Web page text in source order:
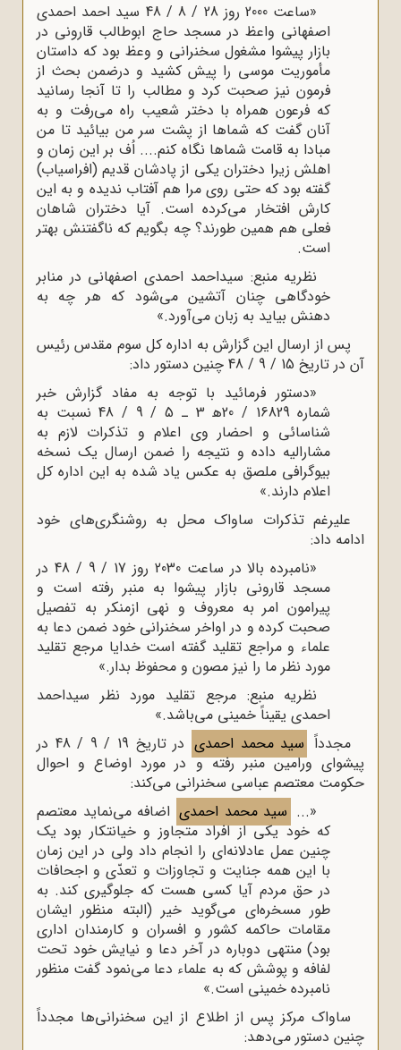
«ساعت 2000 روز 28 / 8 / 48 سید احمد احمدی
اصفهانی واعظ در مسجد حاج ابوطالب قارونی در
بازار پیشوا مشغول سخنرانی و وعظ بود که داستان
مأموریت موسی را پیش کشید و درضمن بحث از
فرمون نیز صحبت کرد و مطالب را تا آنجا رسانید
که فرعون همراه با دختر شعیب راه می‌رفت و به
آنان گفت که شماها از پشت سر من بیائید تا من
مبادا به قامت شماها نگاه کنم.... اُف بر این زمان و
اهلش زیرا دختران یکی از پادشان قدیم (افراسیاب)
گفته بود که حتی روی مرا هم آفتاب ندیده و به این
کارش افتخار می‌کرده است. آیا دختران شاهان
فعلی هم همین ‌طورند؟ چه بگویم که ناگفتنش بهتر
است.
نظریه منبع: سیداحمد احمدی اصفهانی در منابر
خودگاهی چنان آتشین می‌شود که هر چه به
دهنش بیاید به زبان می‌آورد.»
پس از ارسال این گزارش به اداره کل سوم مقدس رئیس
آن در تاریخ 15 / 9 / 48 چنین دستور داد:
«دستور فرمائید با توجه به مفاد گزارش خبر
شماره 16829 / 20ﻫ 3 ـ 5 / 9 / 48 نسبت به
شناسائی و احضار وی اعلام و تذکرات لازم به
مشارالیه داده و نتیجه را ضمن ارسال یک نسخه
بیوگرافی ملصق به عکس یاد شده به این اداره کل
اعلام دارند.»
علیرغم تذکرات ساواک محل به روشنگری‌های خود
ادامه داد:
«نامبرده بالا در ساعت 2030 روز 17 / 9 / 48 در
مسجد قارونی بازار پیشوا به منبر رفته است و
پیرامون امر به معروف و نهی ازمنکر به تفصیل
صحبت کرده و در اواخر سخنرانی خود ضمن دعا به
علماء و مراجع تقلید گفته است خدایا مرجع تقلید
مورد نظر ما را نیز مصون و محفوظ بدار.»
نظریه منبع: مرجع تقلید مورد نظر سیداحمد
احمدی یقیناً خمینی می‌باشد.»
مجدداً سید محمد احمدی
در تاریخ 19 / 9 / 48 در
پیشوای ورامین منبر رفته و در مورد اوضاع و احوال
حکومت معتصم عباسی سخنرانی می‌کند:
«... سید محمد احمدی اضافه می‌نماید معتصم
که خود یکی از افراد متجاوز و خیانتکار بود یک
چنین عمل عادلانه‌ای را انجام داد ولی در این زمان
با این همه جنایت و تجاوزات و تعدّی و اجحافات
در حق مردم آیا کسی هست که جلوگیری کند. به
‌طور مسخره‌ای می‌گوید خیر (البته منظور ایشان
مقامات حاکمه کشور و افسران و کارمندان اداری
بود) منتهی دوباره در آخر دعا و نیایش خود تحت
لفافه و پوشش که به علماء دعا می‌نمود گفت منظور
نامبرده خمینی است.»
ساواک مرکز پس از اطلاع از این سخنرانی‌ها مجدداً
چنین دستور می‌دهد: